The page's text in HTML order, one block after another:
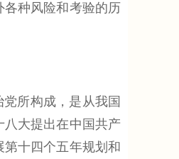
种风险和考验的历
所构成，是从我国
大提出在中国共产
十四个五年规划和